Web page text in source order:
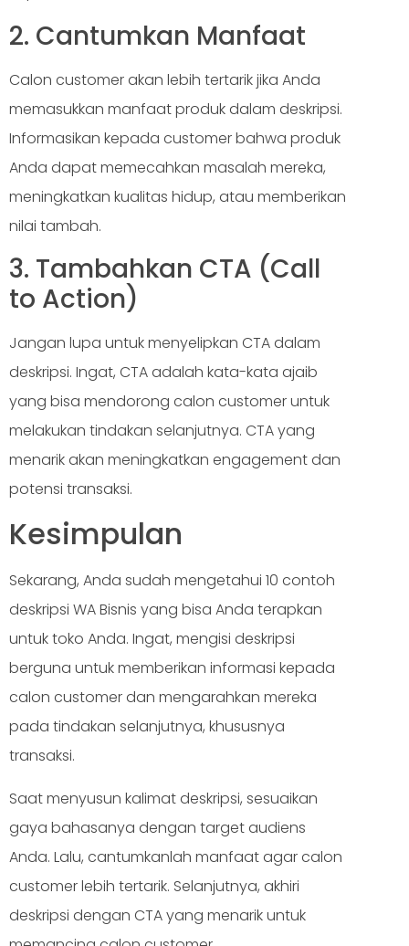
2. Cantumkan Manfaat
Calon customer akan lebih tertarik jika Anda
memasukkan manfaat produk dalam deskripsi.
Informasikan kepada customer bahwa produk
Anda dapat memecahkan masalah mereka,
meningkatkan kualitas hidup, atau memberikan
nilai tambah.
3. Tambahkan CTA (Call
to Action)
Jangan lupa untuk menyelipkan CTA dalam
deskripsi. Ingat, CTA adalah kata-kata ajaib
yang bisa mendorong calon customer untuk
melakukan tindakan selanjutnya. CTA yang
menarik akan meningkatkan engagement dan
potensi transaksi.
Kesimpulan
Sekarang, Anda sudah mengetahui 10 contoh
deskripsi WA Bisnis yang bisa Anda terapkan
untuk toko Anda. Ingat, mengisi deskripsi
berguna untuk memberikan informasi kepada
calon customer dan mengarahkan mereka
pada tindakan selanjutnya, khususnya
transaksi.
Saat menyusun kalimat deskripsi, sesuaikan
gaya bahasanya dengan target audiens
Anda. Lalu, cantumkanlah manfaat agar calon
customer lebih tertarik. Selanjutnya, akhiri
deskripsi dengan CTA yang menarik untuk